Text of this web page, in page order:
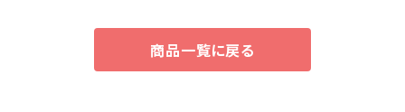
商品一覧に戻る